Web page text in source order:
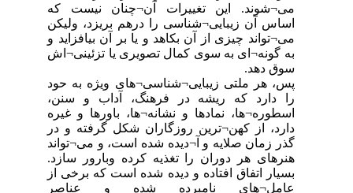
می¬شوند. این تغییرات آن¬چنان نیست که
اساس آن زیبایی¬شناسی را درهم بریزد، ولیکن
می¬تواند چیزی از آن بکاهد و یا بر آن بیافزاید و
به گونه¬ای به سوی کمال تصویری یا تزئینی¬اش
سوق دهد.
‏پس، هر ملتی زیبایی¬شناسی¬های ویژه به حود
را دارد که ریشه در فرهنگ، آداب و سنن،
اسطوره¬ها، نمادها و نشانه¬ها، باورها و غیره
دارد، از کهن¬ترین روزگاران شکل گرفته و در
گذر زمان صلایه و آ¬دیده شده است، و می¬تواند
هنرهای هر دوران را تغذیه کرده وبارور سازد.
بسیار اتفاق افتاده و دیده شده است که برخی از
عامل¬های نامبرده شده و ‏عناصر